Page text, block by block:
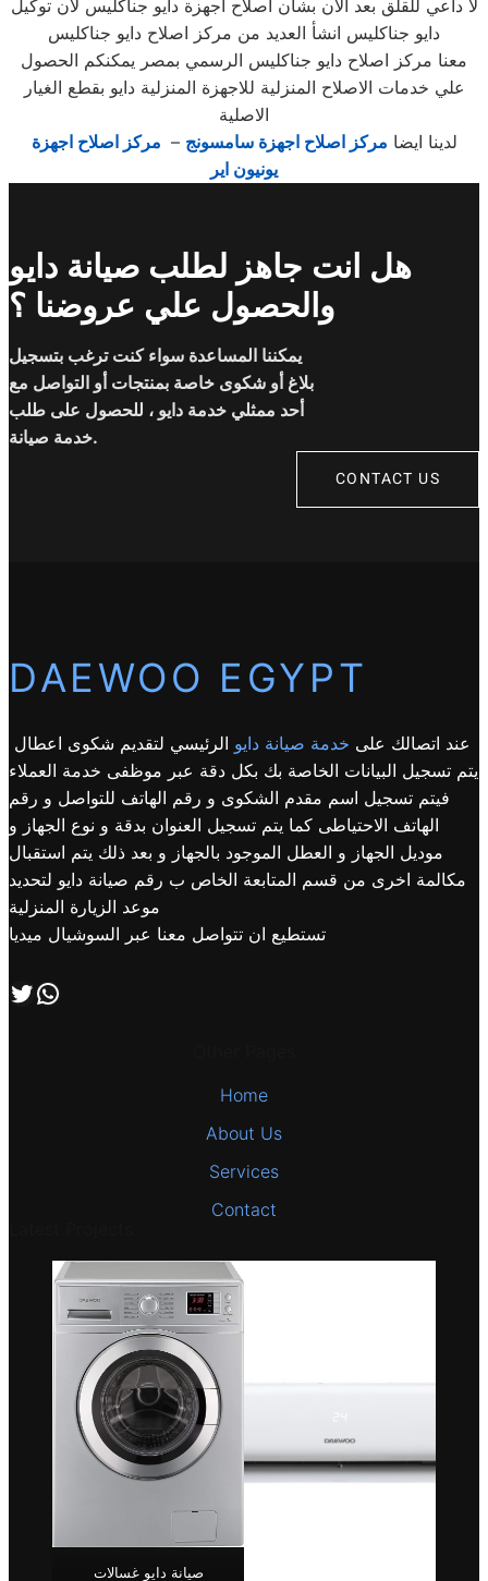
لا داعي للقلق بعد الان بشأن اصلاح اجهزة دايو جناكليس لأن توكيل
دايو جناكليس انشأ العديد من مركز اصلاح دايو جناكليس
معنا مركز اصلاح دايو جناكليس الرسمي بمصر يمكنكم الحصول
علي خدمات الاصلاح المنزلية للاجهزة المنزلية دايو بقطع الغيار
الاصلية
لدينا ايضا مركز اصلاح اجهزة سامسونج – مركز اصلاح اجهزة
يونيون اير
هل انت جاهز لطلب صيانة دايو
والحصول علي عروضنا ؟
يمكننا المساعدة سواء كنت ترغب بتسجيل
بلاغ أو شكوى خاصة بمنتجات أو التواصل مع
أحد ممثلي خدمة دايو ، للحصول على طلب
خدمة صيانة.
CONTACT US
DAEWOO EGYPT
عند اتصالك على خدمة صيانة دايو الرئيسي لتقديم شكوى اعطال
يتم تسجيل البيانات الخاصة بك بكل دقة عبر موظفى خدمة العملاء
فيتم تسجيل اسم مقدم الشكوى و رقم الهاتف للتواصل و رقم
الهاتف الاحتياطى كما يتم تسجيل العنوان بدقة و نوع الجهاز و
موديل الجهاز و العطل الموجود بالجهاز و بعد ذلك يتم استقبال
مكالمة اخرى من قسم المتابعة الخاص ب رقم صيانة دايو لتحديد
موعد الزيارة المنزلية
تستطيع ان تتواصل معنا عبر السوشيال ميديا
تابعنا علي صفحة التويتر اتصل بنا علي طريق الوتساب
Home
About Us
Services
Contact
صيانة دايو غسالات